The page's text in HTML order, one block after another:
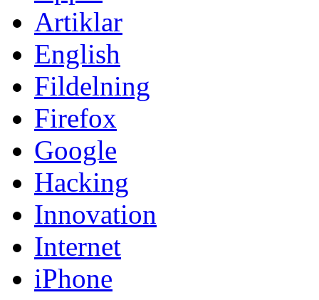
Artiklar
English
Fildelning
Firefox
Google
Hacking
Innovation
Internet
iPhone